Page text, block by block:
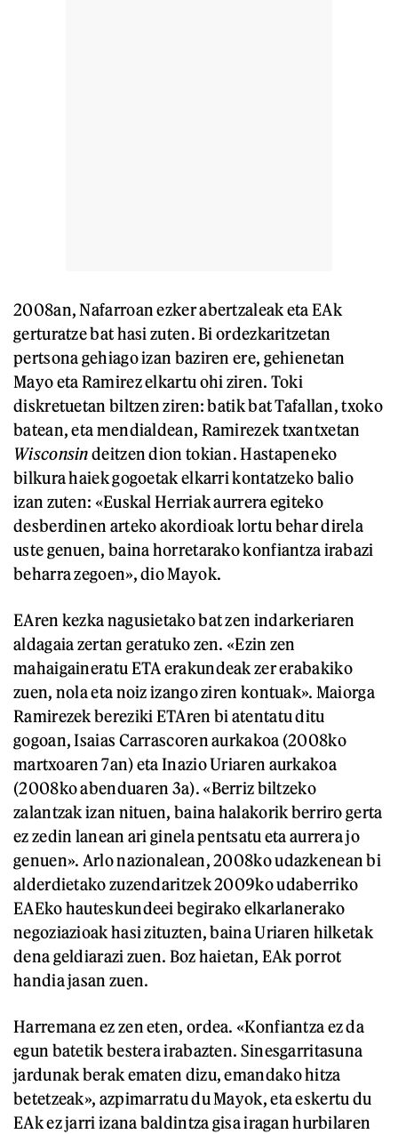
2008an, Nafarroan ezker abertzaleak eta EAk
gerturatze bat hasi zuten. Bi ordezkaritzetan
pertsona gehiago izan baziren ere, gehienetan
Mayo eta Ramirez elkartu ohi ziren. Toki
diskretuetan biltzen ziren: batik bat Tafallan, txoko
batean, eta mendialdean, Ramirezek txantxetan
Wisconsindeitzen dion tokian. Hastapeneko
bilkura haiek gogoetak elkarri kontatzeko balio
izan zuten: «Euskal Herriak aurrera egiteko
desberdinen arteko akordioak lortu behar direla
uste genuen, baina horretarako konfiantza irabazi
beharra zegoen», dio Mayok.
EAren kezka nagusietako bat zen indarkeriaren
aldagaia zertan geratuko zen. «Ezin zen
mahaigaineratu ETA erakundeak zer erabakiko
zuen, nola eta noiz izango ziren kontuak». Maiorga
Ramirezek bereziki ETAren bi atentatu ditu
gogoan, Isaias Carrascoren aurkakoa (2008ko
martxoaren 7an) eta Inazio Uriaren aurkakoa
(2008ko abenduaren 3a). «Berriz biltzeko
zalantzak izan nituen, baina halakorik berriro gerta
ez zedin lanean ari ginela pentsatu eta aurrera jo
genuen». Arlo nazionalean, 2008ko udazkenean bi
alderdietako zuzendaritzek 2009ko udaberriko
EAEko hauteskundeei begirako elkarlanerako
negoziazioak hasi zituzten, baina Uriaren hilketak
dena geldiarazi zuen. Boz haietan, EAk porrot
handia jasan zuen.
Harremana ez zen eten, ordea. «Konfiantza ez da
egun batetik bestera irabazten. Sinesgarritasuna
jardunak berak ematen dizu, emandako hitza
betetzeak», azpimarratu du Mayok, eta eskertu du
EAk ez jarri izana baldintza gisa iragan hurbilaren